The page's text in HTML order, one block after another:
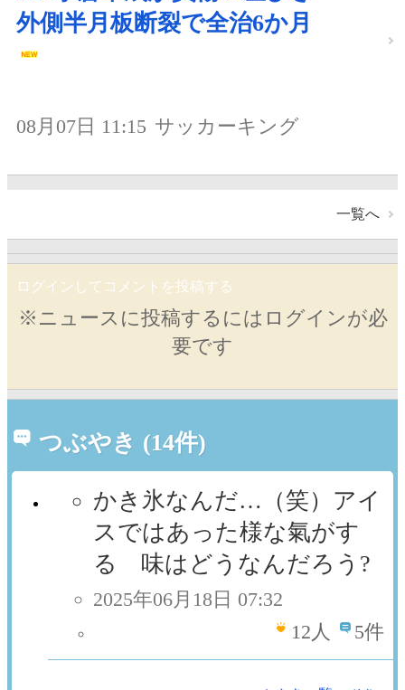
外側半月板断裂で全治6か月
08月07日 11:15 サッカーキング
一覧へ
ログインしてコメントを投稿する
※ニュースに投稿するにはログインが必
要です
つぶやき (14件)
かき氷なんだ…（笑）アイ
スではあった様な氣がす
る 味はどうなんだろう?
2025年06月18日 07:32
12人 5件